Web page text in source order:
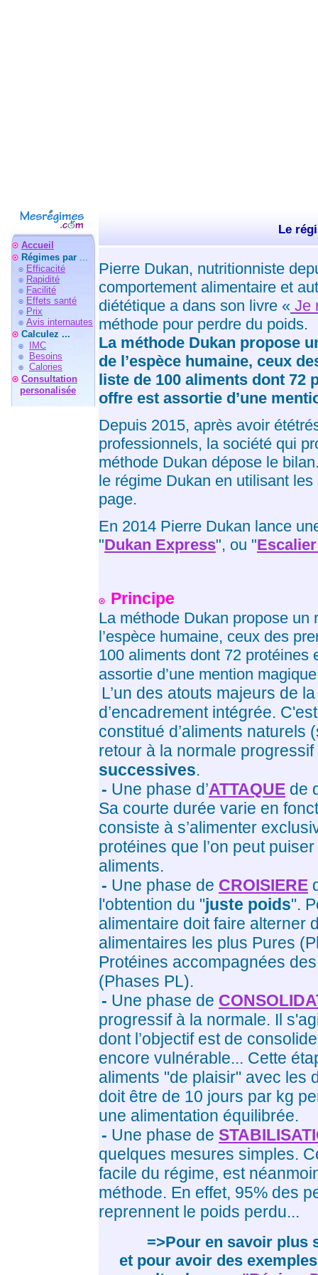
Accueil
Régimes par ...
Efficacité
Rapidité
Facilité
Effets santé
Prix
Avis internautes
Calculez ...
IMC
Besoins
Calories
Consultation
personalisée
Le
Pierre Dukan, nutritionniste
comportement alimentaire et
diététique a dans son livre « Je
méthode pour perdre du poids.
La méthode Dukan propose
de l’espèce humaine, ceux
liste de 100 aliments dont 72
offre est assortie d’une
Depuis 2015, après avoir
professionnels, la société qui
méthode Dukan dépose le
le régime Dukan en utilisant
page.
En 2014 Pierre Dukan lance
"Dukan Express", ou "
Principe
La méthode Dukan propose un
l’espèce humaine, ceux des
100 aliments dont 72 protéines
assortie d’une mention
L’un des atouts majeurs de
d’encadrement intégrée.
constitué d’aliments naturels
retour à la normale
successives.
- Une phase d’ATTAQUE de
Sa courte durée varie en
consiste à s’alimenter
protéines que l’on peut
aliments.
- Une phase de CROISIERE
l'obtention du "juste poids".
alimentaire doit faire alterner
alimentaires les plus Pures
Protéines accompagnées
(Phases PL).
- Une phase de
progressif à la normale. Il
dont l’objectif est de
encore vulnérable... Cette
aliments "de plaisir" avec les
doit être de 10 jours par kg
une alimentation équilibrée.
- Une phase de
quelques mesures simples.
facile du régime, est
méthode. En effet, 95% des
reprennent le poids perdu...
=>Pour en savoir plus
et pour avoir des